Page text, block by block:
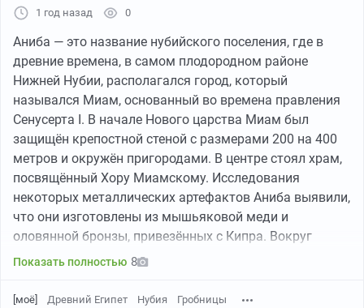
для богини Нут, на которую Ра наложил проклятие
(она не могла родить детей).
Тут, кстати, в сенет играют лев и газель, это фрагмент
из сатирического папируса периода Рамессидов:
святилищу.
На внутренней части портала, на ложных стелах,
– Мисуи и Сетау. Тексты от имени наместников
1 год назад 0
Аниба — это название нубийского поселения, где в
древние времена, в самом плодородном районе
Нижней Нубии, располагался город, который
назывался Миам, основанный во времена правления
Сенусерта I. В начале Нового царства Миам был
защищён крепостной стеной с размерами 200 на 400
метров и окружён пригородами. В центре стоял храм,
посвящённый Хору Миамскому. Исследования
некоторых металлических артефактов Аниба выявили,
что они изготовлены из мышьяковой меди и
оловянной бронзы, привезённых с Кипра. Вокруг
города находились обширные кладбища. Самые
четвертого тысячелетия до нашей эры. Одни
Показать полностью 8
[моё] Древний Египет Нубия Гробницы